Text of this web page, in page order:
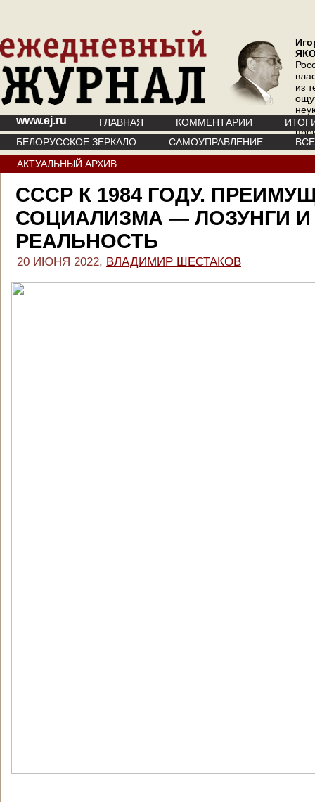
из
где
www.ej.ru ГЛАВНАЯ КОММЕНТАРИИ
БЕЛОРУССКОЕ ЗЕРКАЛО
САМОУПРАВЛЕНИЕ
АКТУАЛЬНЫЙ АРХИВ
СССР К 1984 ГОДУ.
СОЦИАЛИЗМА — ЛОЗУНГИ И
РЕАЛЬНОСТЬ
20 ИЮНЯ 2022, ВЛАДИМИР ШЕСТАКОВ